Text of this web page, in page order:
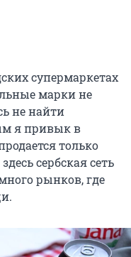
супермаркетах
марки не
не найти
я привык в
только
сербская сеть
рынков, где